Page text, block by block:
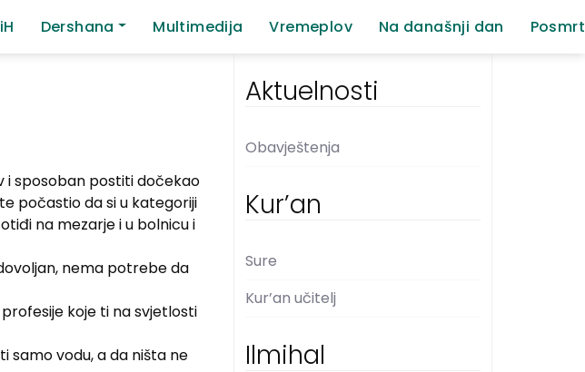
Dershana Multimedija Vremeplov Na današnji dan
i sposoban postiti dočekao
počastio da si u kategoriji
na mezarje i u bolnicu i
nema potrebe da
koje ti na svjetlosti
samo vodu, a da ništa ne
Aktuelnosti
Obavještenja
Kur’an
Sure
Kur’an učitelj
Ilmihal